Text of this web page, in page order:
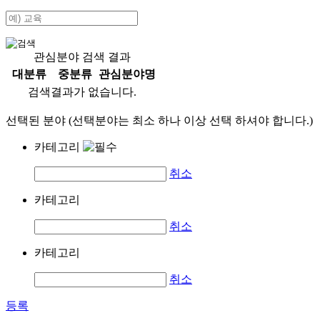
관심분야 검색 결과
대분류
중분류
관심분야명
검색결과가 없습니다.
선택된 분야 (선택분야는 최소 하나 이상 선택 하셔야 합니다.)
카테고리
취소
카테고리
취소
카테고리
취소
등록